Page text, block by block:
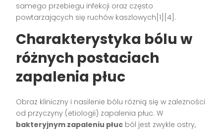
samego przebiegu infekcji oraz często
powtarzających się ruchów kaszlowych[1][4].
Charakterystyka bólu w
różnych postaciach
zapalenia płuc
Obraz kliniczny i nasilenie bólu różnią się w zależności
od przyczyny (etiologii) zapalenia płuc. W
bakteryjnym zapaleniu płuc ból jest zwykle ostry,